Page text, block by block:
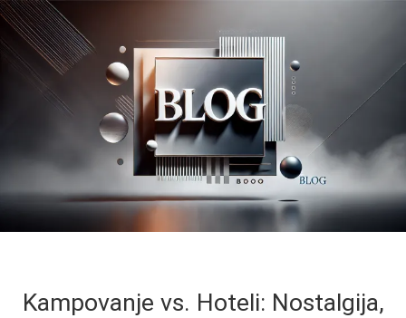
Kampovanje vs. Hoteli: Nostalgija,